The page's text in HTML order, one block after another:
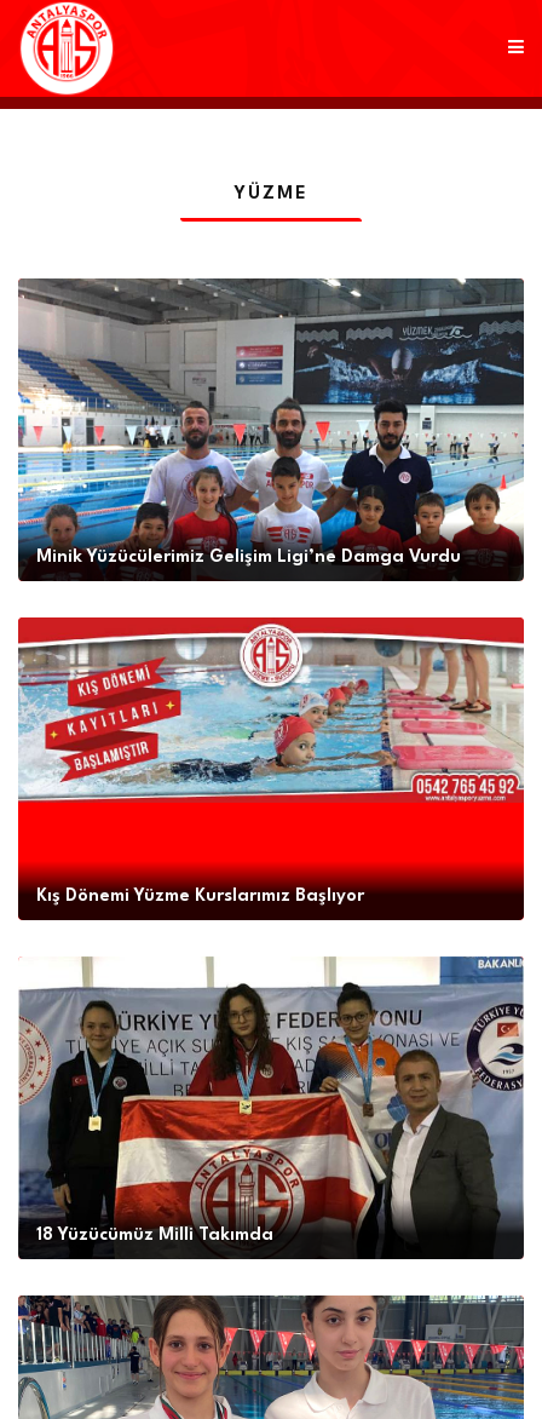
AKADEMİ
MARKALAR
TARAFTAR
BRANŞLAR
HABERLER
YÜZME
Minik Yüzücülerimiz Gelişim Ligi’ne Damga Vurdu
Kış Dönemi Yüzme Kurslarımız Başlıyor
18 Yüzücümüz Milli Takımda